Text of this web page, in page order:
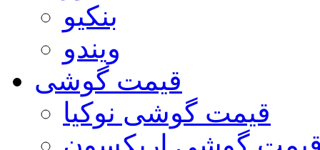
بنکیو
ویندو
قیمت گوشی
قیمت گوشی نوكيا